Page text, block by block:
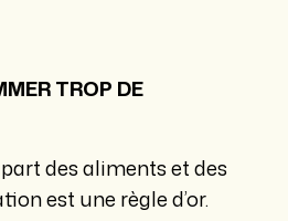
TROP DE
des aliments et des
est une règle d’or.